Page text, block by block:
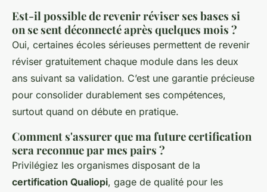
Est-il possible de revenir réviser ses bases si
on se sent déconnecté après quelques mois ?
Oui, certaines écoles sérieuses permettent de revenir
réviser gratuitement chaque module dans les deux
ans suivant sa validation. C’est une garantie précieuse
pour consolider durablement ses compétences,
surtout quand on débute en pratique.
Comment s'assurer que ma future certification
sera reconnue par mes pairs ?
Privilégiez les organismes disposant de la
certification Qualiopi, gage de qualité pour les